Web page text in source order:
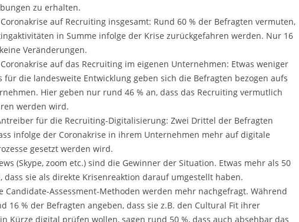
zu erhalten.
auf Recruiting insgesamt: Rund 60 % der Befragten vermuten,
in Summe infolge der Krise zurückgefahren werden. Nur 16
Veränderungen.
auf das Recruiting im eigenen Unternehmen: Etwas weniger
für die landesweite Entwicklung geben sich die Befragten bezogen aufs
Hier geben nur rund 46 % an, dass das Recruiting vermutlich
werden wird.
für die Recruiting-Digitalisierung: Zwei Drittel der Befragten
infolge der Coronakrise in ihrem Unternehmen mehr auf digitale
gesetzt werden wird.
(Skype, zoom etc.) sind die Gewinner der Situation. Etwas mehr als 50
dass sie als direkte Krisenreaktion darauf umgestellt haben.
Candidate-Assessment-Methoden werden mehr nachgefragt. Während
16 % der Befragten angeben, dass sie z.B. den Cultural Fit ihrer
Kürze digital prüfen wollen, sagen rund 50 %, dass auch absehbar das